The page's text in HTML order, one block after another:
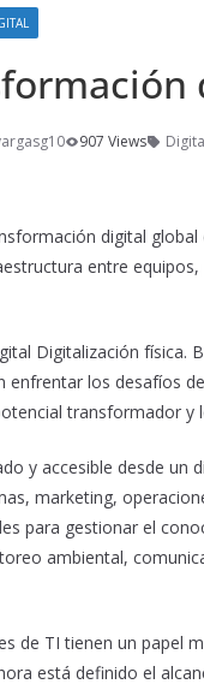
907 Views
digital
entre
Digitalización física.
enfrentar los desafíos
transformador y
y accesible desde un
marketing,
para gestionar el
ambiental,
de TI tienen un papel
está definido el